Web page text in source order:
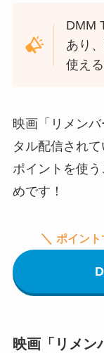
DMM
あり
使え
映画「リメン
タル配信され
ポイントを使
めです！
＼ ポイント
映画「リメン